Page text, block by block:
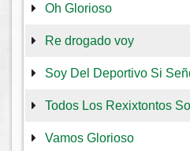
Oh Glorioso
Re drogado voy
Soy Del Deportivo Si
Todos Los Rexixtontos
Vamos Glorioso